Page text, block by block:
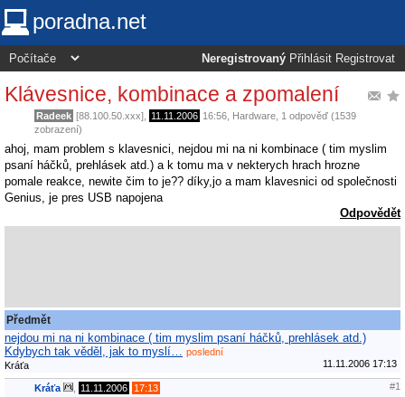
poradna.net
Neregistrovaný Přihlásit Registrovat
Klávesnice, kombinace a zpomalení
Radeek [88.100.50.xxx], 11.11.2006 16:56 Hardware , 1 odpověď (1539
zobrazení)
ahoj, mam problem s klavesnici, nejdou mi na ni kombinace ( tim myslim
psaní háčků, prehlásek atd.) a k tomu ma v nekterych hrach hrozne
pomale reakce, newite čim to je?? díky,jo a mam klavesnici od společnosti
Genius, je pres USB napojena
Odpovědět
Předmět
nejdou mi na ni kombinace ( tim myslim psaní háčků, prehlásek atd.)
Kdybych tak věděl, jak to myslí…
poslední
Kráťa
11.11.2006 17:13
Kráťa 11.11.2006 17:13 #1